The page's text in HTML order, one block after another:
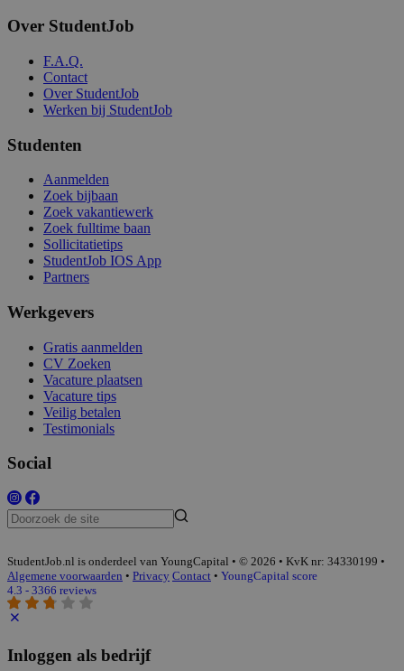
Over StudentJob
F.A.Q.
Contact
Over StudentJob
Werken bij StudentJob
Studenten
Aanmelden
Zoek bijbaan
Zoek vakantiewerk
Zoek fulltime baan
Sollicitatietips
StudentJob IOS App
Partners
Werkgevers
Gratis aanmelden
CV Zoeken
Vacature plaatsen
Vacature tips
Veilig betalen
Testimonials
Social
StudentJob.nl is onderdeel van YoungCapital • © 2026 • KvK nr: 34330199 •
Algemene voorwaarden • Privacy Contact • YoungCapital score
4.3 - 3366 reviews
Inloggen als bedrijf